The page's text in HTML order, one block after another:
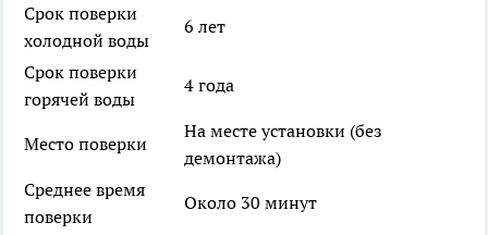
Срок поверки
холодной воды
6 лет
Срок поверки
горячей воды
4 года
Место поверки
На месте установки (без
демонтажа)
Среднее время
поверки
Около 30 минут